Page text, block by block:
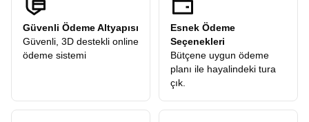
Güvenli Ödeme Altyapısı
Güvenli, 3D destekli online
ödeme sistemi
Esnek Ödeme
Seçenekleri
Bütçene uygun ödeme
planı ile hayalindeki tura
çık.